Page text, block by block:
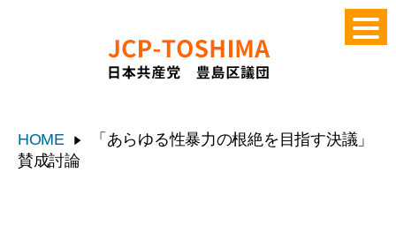
HOME
「あらゆる性暴力の根絶を目指す決議」
賛成討論